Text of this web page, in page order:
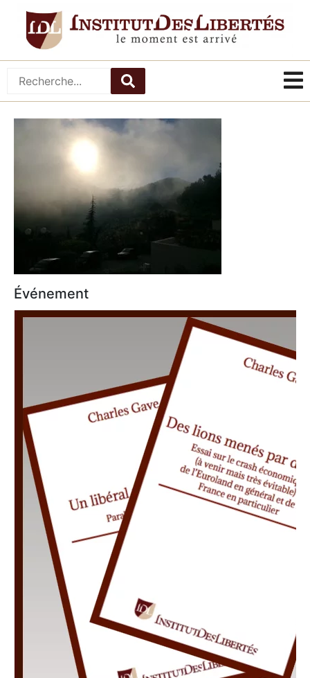
Événement